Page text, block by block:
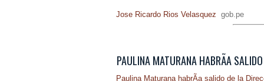
Jose Ricardo Rios Velasquez gob.pe
PAULINA MATURANA HABRÃ­A
Paulina Maturana habrÃ­a salido de la